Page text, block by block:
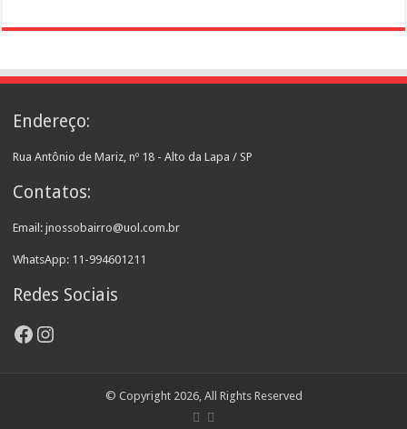
Endereço:
Rua Antônio de Mariz, nº 18 - Alto da Lapa / SP
Contatos:
Email: jnossobairro@uol.com.br
WhatsApp: 11-994601211
Redes Sociais
Facebook
Instagram
© Copyright 2026, All Rights Reserved